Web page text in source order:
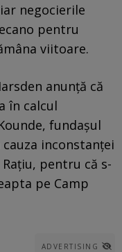
negocierile
pentru
viitoare.
anunță că
în calcul
fundașul
inconstanței
pentru că s-
pe Camp
ADVERTISING